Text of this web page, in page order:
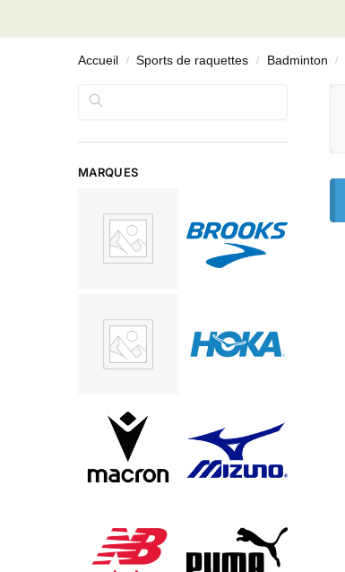
Accueil / Sports de raquettes / Badminton /
MARQUES